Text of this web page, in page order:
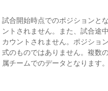
試合開始時点でのポジションと
ントされません。また、試合途
カウントされません。ポジショ
式のものではありません。複数
属チームでのデータとなります。